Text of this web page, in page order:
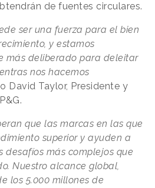
de fuentes circulares.
ser una fuerza para el bien
y estamos
más deliberado para deleitar
nos hacemos
David Taylor, Presidente y
que las marcas en las que
superior y ayuden a
desafíos más complejos que
Nuestro alcance global,
los 5.000 millones de